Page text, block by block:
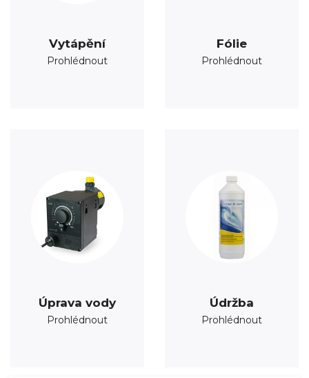
Vytápění
Prohlédnout
Fólie
Prohlédnout
Úprava vody
Prohlédnout
Údržba
Prohlédnout